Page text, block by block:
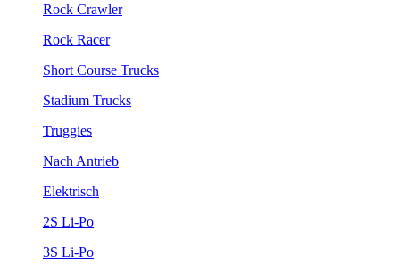
Rock Crawler
Rock Racer
Short Course Trucks
Stadium Trucks
Truggies
Nach Antrieb
Elektrisch
2S Li-Po
3S Li-Po